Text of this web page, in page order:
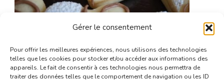
Gérer le consentement
Pour offrir les meilleures expériences, nous utilisons des technologies
telles que les cookies pour stocker et/ou accéder aux informations des
appareils. Le fait de consentir à ces technologies nous permettra de
traiter des données telles que le comportement de navigation ou les ID
caramélisé
Aid Gâteau
Coeurs Sablés très fondants